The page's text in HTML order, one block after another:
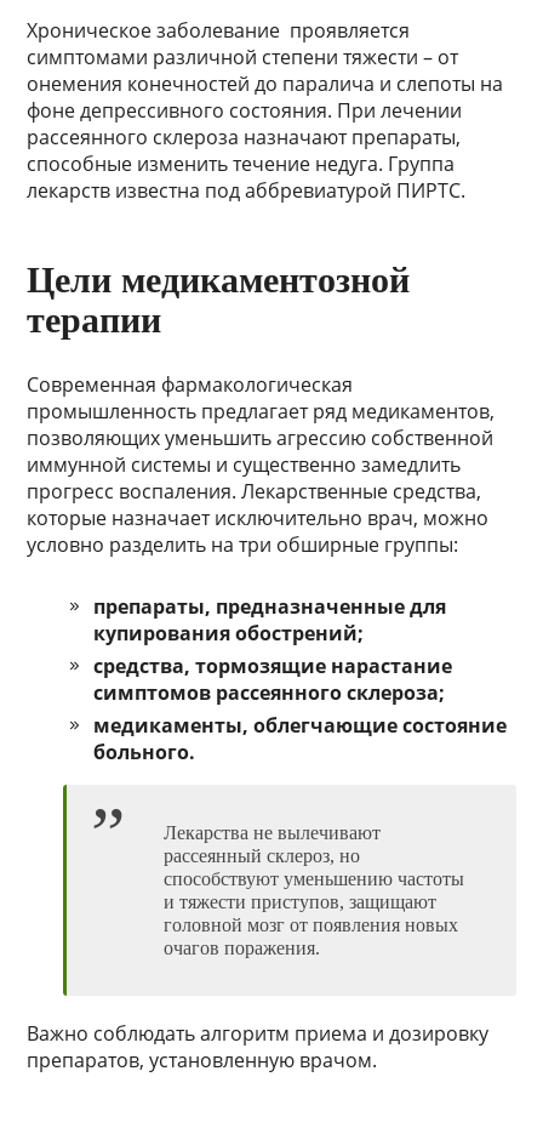
Хроническое заболевание проявляется
симптомами различной степени тяжести – от
онемения конечностей до паралича и слепоты на
фоне депрессивного состояния. При лечении
рассеянного склероза назначают препараты,
способные изменить течение недуга. Группа
лекарств известна под аббревиатурой ПИРТС.
Цели медикаментозной
терапии
Современная фармакологическая
промышленность предлагает ряд медикаментов,
позволяющих уменьшить агрессию собственной
иммунной системы и существенно замедлить
прогресс воспаления. Лекарственные средства,
которые назначает исключительно врач, можно
условно разделить на три обширные группы:
препараты, предназначенные для
купирования обострений;
средства, тормозящие нарастание
симптомов рассеянного склероза;
медикаменты, облегчающие состояние
больного.
Лекарства не вылечивают
рассеянный склероз, но
способствуют уменьшению частоты
и тяжести приступов, защищают
головной мозг от появления новых
очагов поражения.
Важно соблюдать алгоритм приема и дозировку
препаратов, установленную врачом.